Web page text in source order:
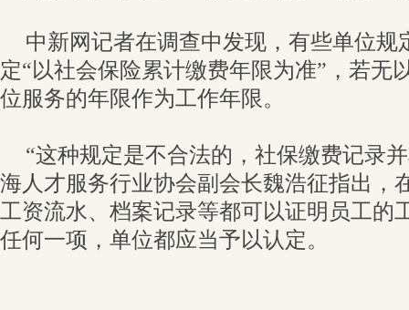
中新网记者在调查中发现，有些单位规
定“以社会保险累计缴费年限为准”，若无
位服务的年限作为工作年限。
“这种规定是不合法的，社保缴费记录
海人才服务行业协会副会长魏浩征指出，
工资流水、档案记录等都可以证明员工的
任何一项，单位都应当予以认定。